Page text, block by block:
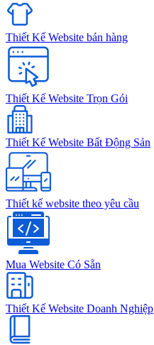
Thiết Kế Website bán hàng
Thiết Kế Website Trọn Gói
Thiết Kế Website Bất Động Sản
Thiết kế website theo yêu cầu
Mua Website Có Sẵn
Thiết Kế Website Doanh Nghiệp